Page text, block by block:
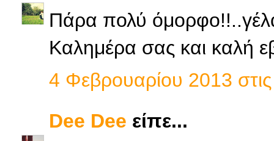
Πάρα πολύ
Καλημέρα σας και καλή
4 Φεβρουαρίου 2013
Dee Dee είπε...